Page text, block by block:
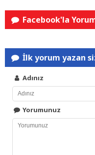
Facebook'la
İlk yorum yazan
Adınız
Yorumunuz